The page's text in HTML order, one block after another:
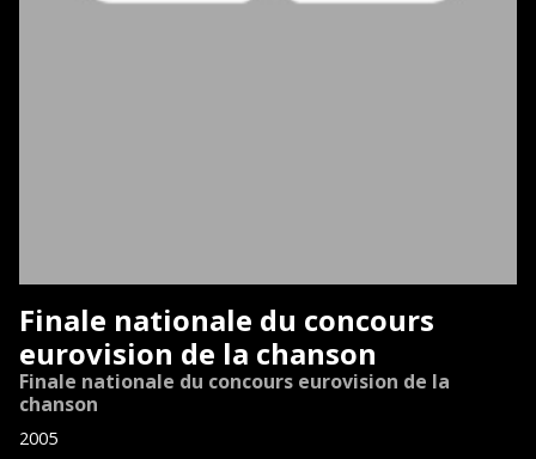
Finale nationale du concours
eurovision de la chanson
Finale nationale du concours eurovision de la
chanson
2005